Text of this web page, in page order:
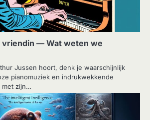
— Wat weten we
Jussen hoort, denk je waarschijnlijk
pianomuziek en indrukwekkende
met zijn…